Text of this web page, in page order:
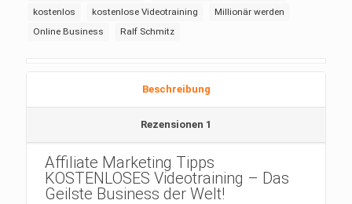
kostenlos
kostenlose Videotraining
Millionär werden
Online Business
Ralf Schmitz
Beschreibung
Rezensionen 1
Affiliate Marketing Tipps
KOSTENLOSES Videotraining – Das
Geilste Business der Welt!